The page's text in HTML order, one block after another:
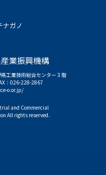
ナガノ
業振興機構
工業技術総合センター３階
：026-228-2867
o.or.jp/
and Commercial
All rights reserved.